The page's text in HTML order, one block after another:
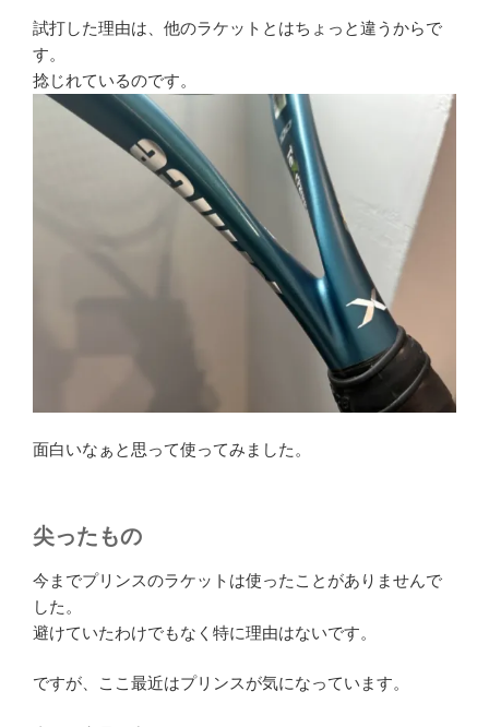
試打した理由は、他のラケットとはちょっと違うからで
す。
捻じれているのです。
面白いなぁと思って使ってみました。
尖ったもの
今までプリンスのラケットは使ったことがありませんで
した。
避けていたわけでもなく特に理由はないです。
ですが、ここ最近はプリンスが気になっています。